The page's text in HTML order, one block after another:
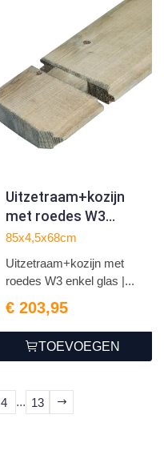
Uitzetraam+kozijn
met roedes W3
enkel glas | grijs
85x4,5x68cm
Uitzetraam+kozijn met
roedes W3 enkel glas |...
€ 203,95
TOEVOEGEN
4 ... 13